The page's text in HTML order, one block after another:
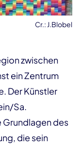
Cr.: J.Blobel
zwischen
ein Zentrum
Der Künstler
Sa.
Grundlagen des
die sein